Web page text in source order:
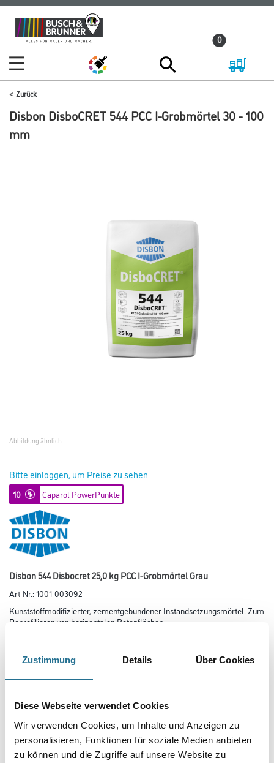
Zustimmung Details Über Cookies
Diese Webseite verwendet Cookies
Wir verwenden Cookies, um Inhalte und Anzeigen zu
personalisieren, Funktionen für soziale Medien anbieten
zu können und die Zugriffe auf unsere Website zu
Zum
Inhalt
Zum
Navigationsmenü
0
Zurück
Disbon DisboCRET 544 PCC I-Grobmörtel 30 - 100
mm
Abbildung ähnlich
Bitte einloggen, um Preise zu sehen
10 Caparol PowerPunkte
Disbon 544 Disbocret 25,0 kg PCC I-Grobmörtel Grau
Art-Nr.:1001-003092
Kunststoffmodifizierter, zementgebundener Instandsetzungsmörtel. Zum
Reprofilieren von horizontalen Betonflächen.
Gebinde